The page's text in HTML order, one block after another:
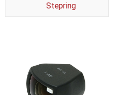
Stepring